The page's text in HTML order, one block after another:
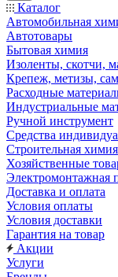
Каталог
Автомобильная
Автотовары
Бытовая химия
Изоленты, скотчи,
Крепеж, метизы,
Расходные
Индустриальные
Ручной инструмент
Средства
Строительная химия
Хозяйственные
Электромонтажная
Доставка и оплата
Условия оплаты
Условия доставки
Гарантия на товар
Акции
Услуги